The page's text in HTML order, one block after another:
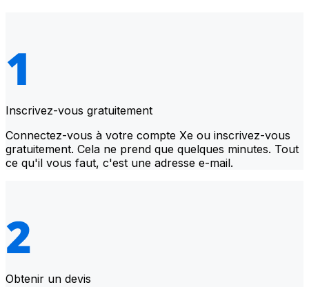
Inscrivez-vous gratuitement
Connectez-vous à votre compte Xe ou inscrivez-vous
gratuitement. Cela ne prend que quelques minutes. Tout
ce qu'il vous faut, c'est une adresse e-mail.
Obtenir un devis